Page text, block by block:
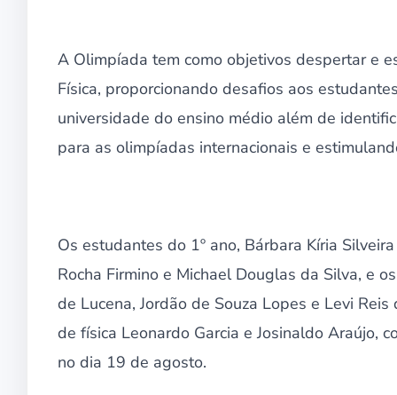
A Olimpíada tem como objetivos despertar e
Física, proporcionando desafios aos
universidade do ensino médio além de
para as olimpíadas internacionais e
Os estudantes do 1º ano, Bárbara Kíria
Rocha Firmino e Michael Douglas da Silva, e
de Lucena, Jordão de Souza Lopes e Levi
de física Leonardo Garcia e Josinaldo Araújo,
no dia 19 de agosto.